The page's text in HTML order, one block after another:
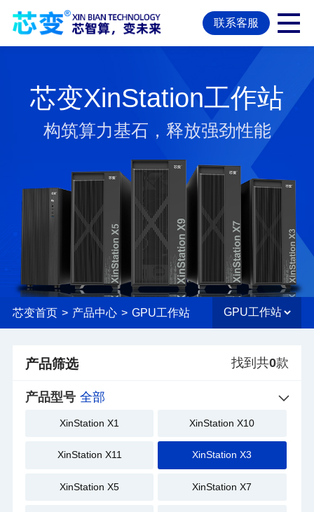
联系客服
芯变XinStation工作站
构筑算力基石，释放强劲性能
芯变首页 > 产品中心 > GPU工作站
产品筛选 找到共0款
产品型号 全部
XinStation X1 XinStation X10
XinStation X11 XinStation X3
XinStation X5 XinStation X7